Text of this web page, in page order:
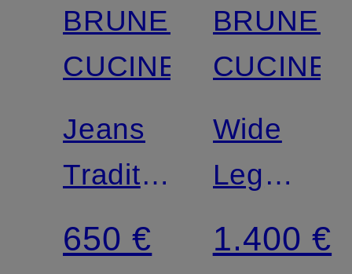
BRUNELLO
CUCINELLI
Jeans
Traditional
Fit
650 €
Wide
Leg
Jeans
1.400 €